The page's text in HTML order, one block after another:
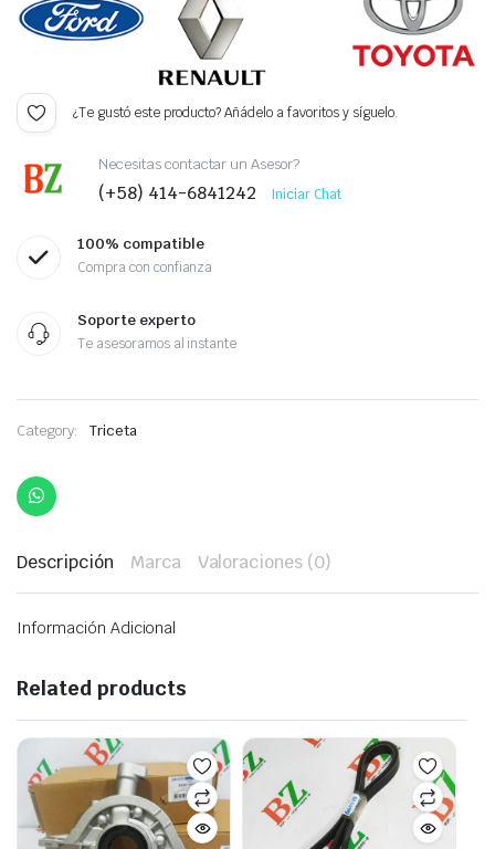
¿Te gustó este producto? Añádelo a favoritos y síguelo.
Necesitas contactar un Asesor?
(+58) 414-6841242 Iniciar Chat
100% compatible
Compra con confianza
Soporte experto
Te asesoramos al instante
Category: Triceta
Descripción Marca Valoraciones (0)
Información Adicional
Related products